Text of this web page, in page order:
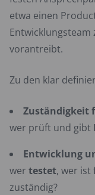
etwa einen
vorantreibt.
Zu den klar
Zuständigkeit
wer prüft und gibt
Entwicklung
wer testet, wer ist
zuständig?